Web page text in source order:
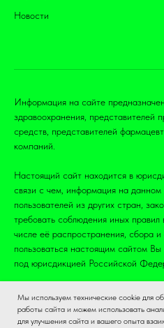
Новости
Информация на сайте
здравоохранения, представителей
средств, представителей
компаний.
Настоящий сайт находится в
связи с чем, информация на
пользователей из других стран,
требовать соблюдения иных
числе её распространения, сбора
пользоваться настоящим сайтом
под юрисдикцией Российской
Мы используем технические cookie для
работы сайта и можем использовать
для улучшения сайта и вашего опыта